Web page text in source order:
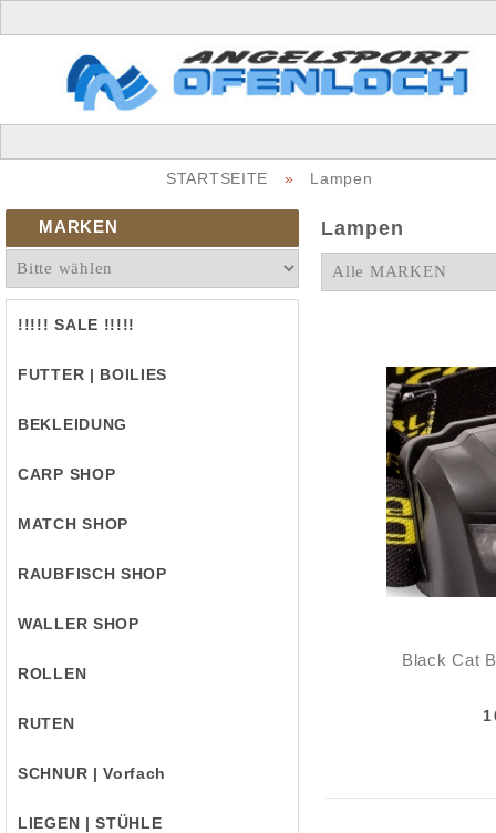
STARTSEITE » Lampen
MARKEN
!!!!! SALE !!!!!
FUTTER | BOILIES
BEKLEIDUNG
CARP SHOP
MATCH SHOP
RAUBFISCH SHOP
WALLER SHOP
ROLLEN
RUTEN
SCHNUR | Vorfach
LIEGEN | STÜHLE
Lampen
Black Cat